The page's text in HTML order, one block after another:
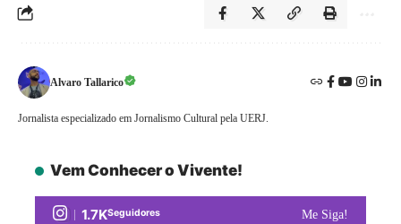
Alvaro Tallarico
Jornalista especializado em Jornalismo Cultural pela UERJ.
Vem Conhecer o Vivente!
1.7KSeguidores Me Siga!